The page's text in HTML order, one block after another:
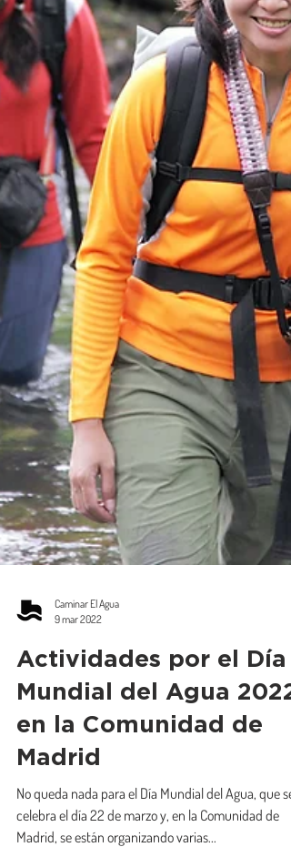
9 mar 2022
Actividades por el Día
Mundial del Agua 2022
en la Comunidad de
Madrid
No queda nada para el Día Mundial del Agua, que se